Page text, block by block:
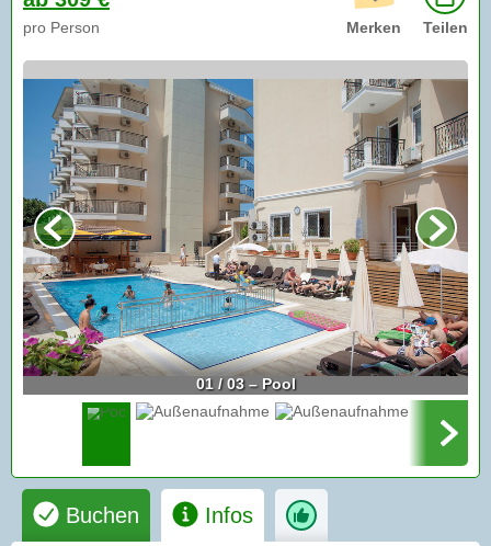
pro Person Merken Teilen
01 / 03 – Pool
Buchen Infos